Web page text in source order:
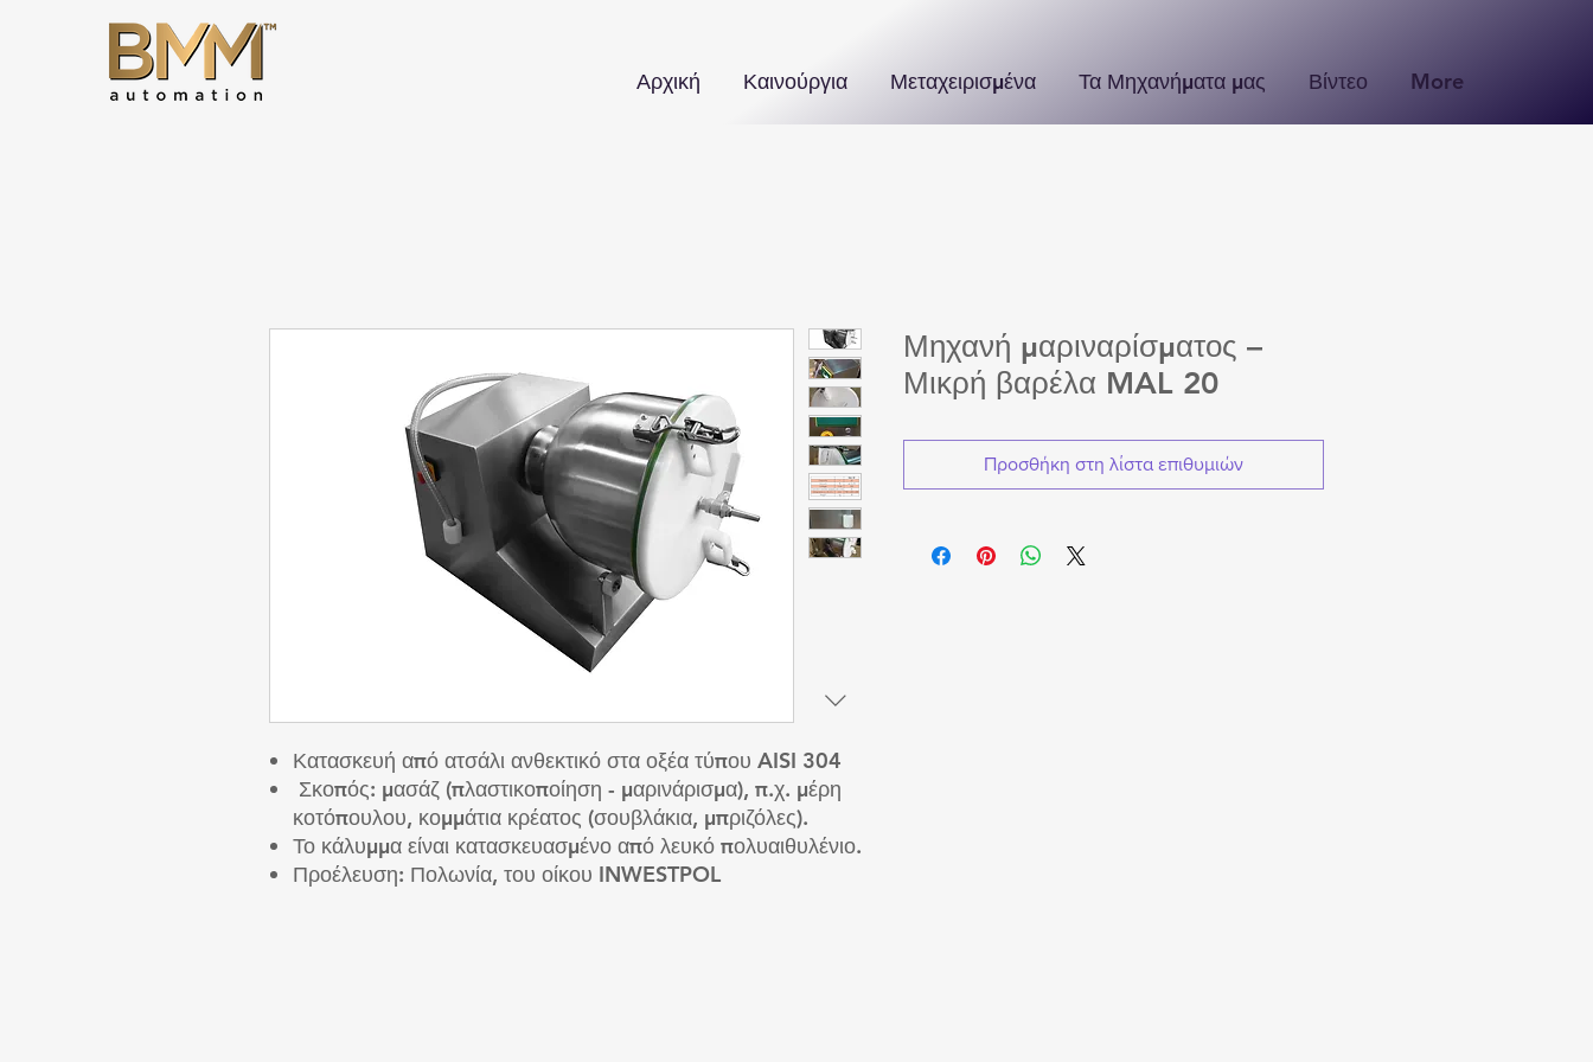
Αρχική Καινούργια Μεταχειρισμένα Τα Μηχανήματα μας Βίντεο More
Κατασκευή από ατσάλι ανθεκτικό στα οξέα τύπου AISI 304
Σκοπός: μασάζ (πλαστικοποίηση - μαρινάρισμα), π.χ. μέρη
κοτόπουλου, κομμάτια κρέατος (σουβλάκια, μπριζόλες).
Το κάλυμμα είναι κατασκευασμένο από λευκό πολυαιθυλένιο.
Προέλευση: Πολωνία, του οίκου INWESTPOL
Μηχανή μαριναρίσματος –
Μικρή βαρέλα MAL 20
Προσθήκη στη λίστα επιθυμιών